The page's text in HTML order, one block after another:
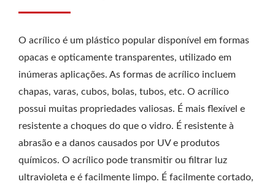
O acrílico é um plástico popular disponível em formas
opacas e opticamente transparentes, utilizado em
inúmeras aplicações. As formas de acrílico incluem
chapas, varas, cubos, bolas, tubos, etc. O acrílico
possui muitas propriedades valiosas. É mais flexível e
resistente a choques do que o vidro. É resistente à
abrasão e a danos causados por UV e produtos
químicos. O acrílico pode transmitir ou filtrar luz
ultravioleta e é facilmente limpo. É facilmente cortado,